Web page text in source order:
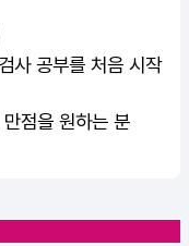
사 공부를 처음 시작
점을 원하는 분